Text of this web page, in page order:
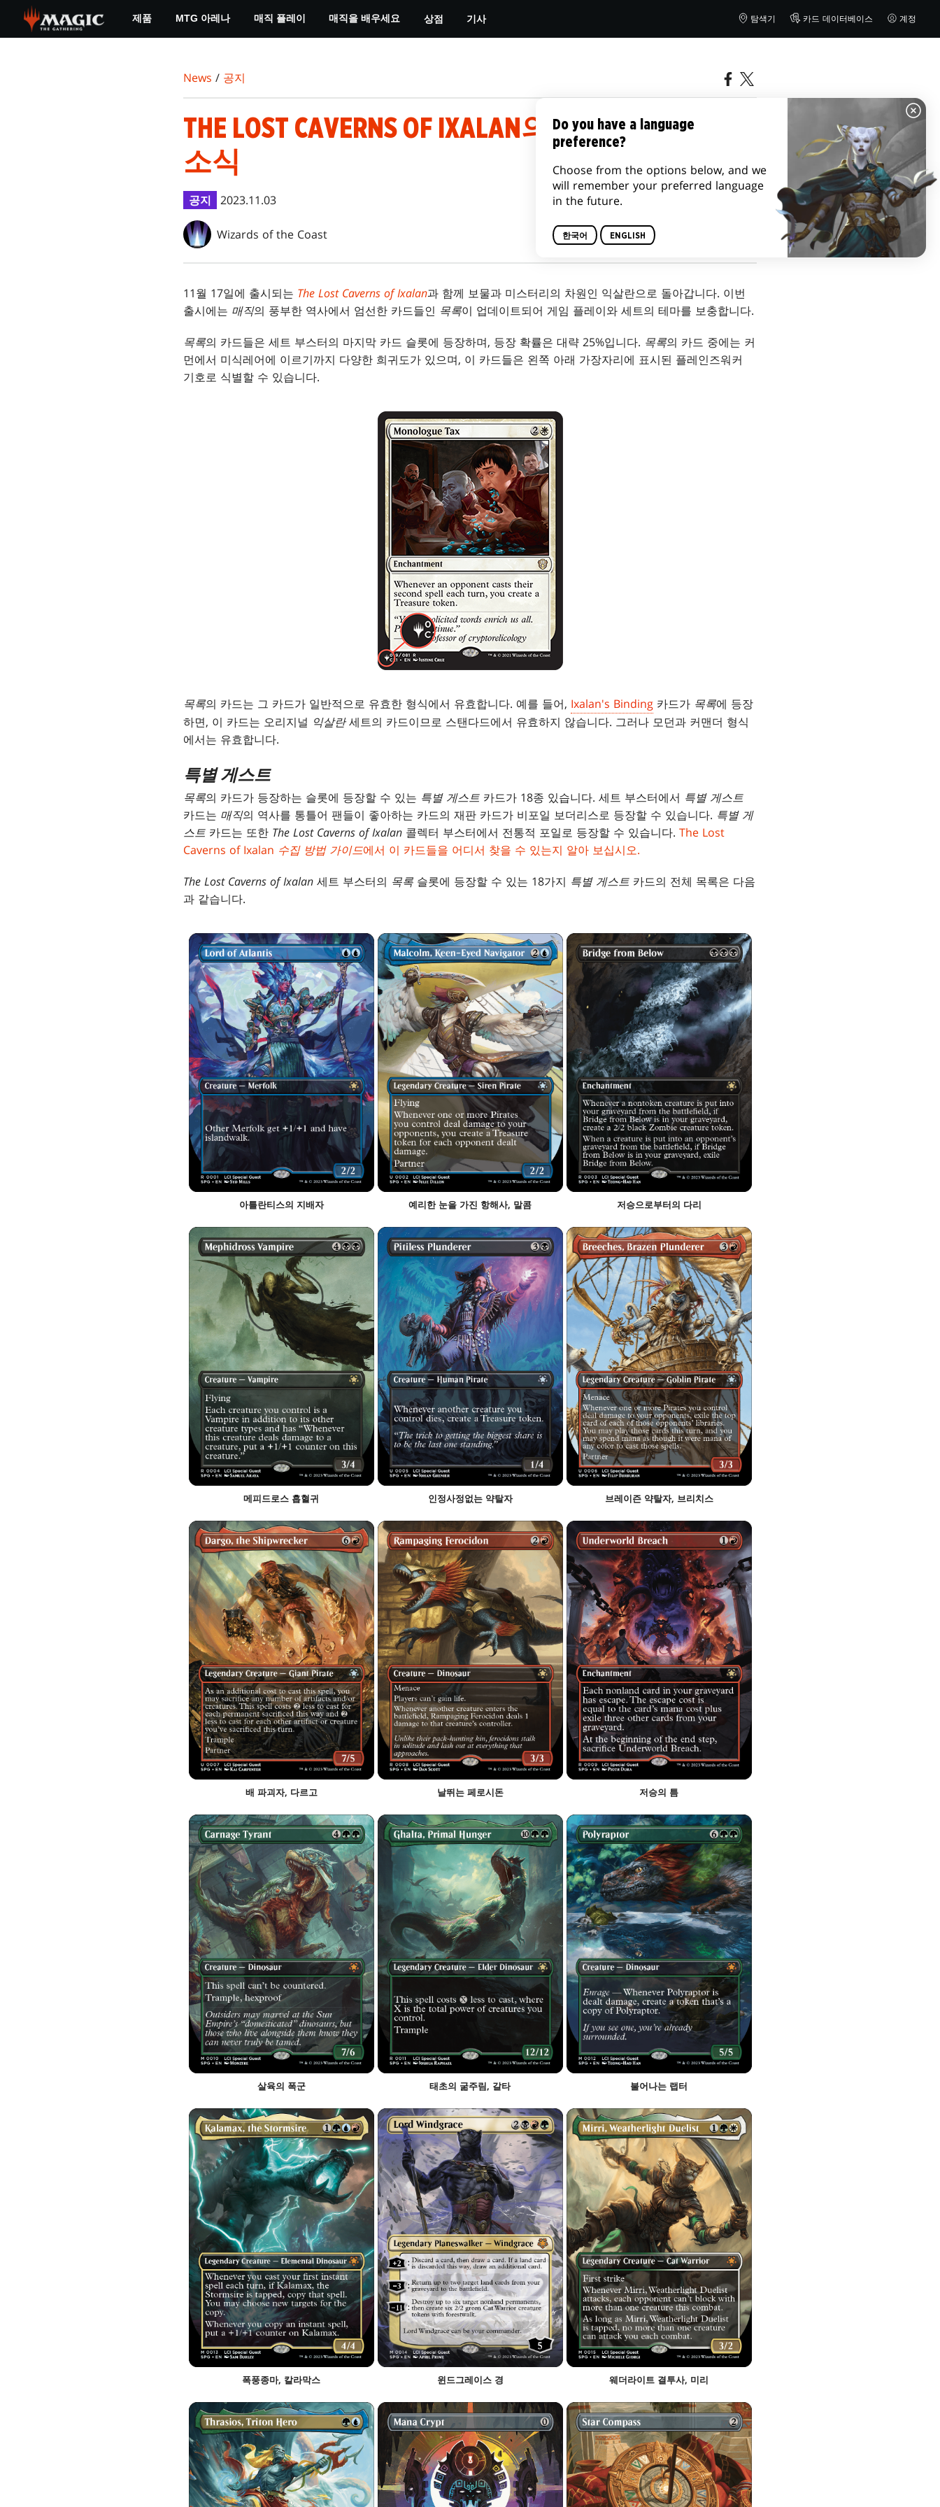
main
제품 MTG 아레나 매직 플레이 매직을 배우세요 상점 기사 탐색기 카드 데이터베이스 계정
News / 공지
THE LOST CAVERNS OF IXALAN의 목록에 관한 새
소식
공지 2023.11.03
Wizards of the Coast
11월 17일에 출시되는 The Lost Caverns of Ixalan과 함께 보물과 미스터리의 차원인 익살란으로 돌아갑니다. 이번
출시에는 매직의 풍부한 역사에서 엄선한 카드들인 목록이 업데이트되어 게임 플레이와 세트의 테마를 보충합니다.
목록의 카드들은 세트 부스터의 마지막 카드 슬롯에 등장하며, 등장 확률은 대략 25%입니다. 목록의 카드 중에는 커
먼에서 미식레어에 이르기까지 다양한 희귀도가 있으며, 이 카드들은 왼쪽 아래 가장자리에 표시된 플레인즈워커
기호로 식별할 수 있습니다.
목록의 카드는 그 카드가 일반적으로 유효한 형식에서 유효합니다. 예를 들어, Ixalan's Binding 카드가 목록에 등장
하면, 이 카드는 오리지널 익살란세트의 카드이므로 스탠다드에서 유효하지 않습니다. 그러나 모던과 커맨더 형식
에서는 유효합니다.
특별 게스트
목록의 카드가 등장하는 슬롯에 등장할 수 있는 특별 게스트 카드가 18종 있습니다. 세트 부스터에서 특별 게스트
카드는 매직의 역사를 통틀어 팬들이 좋아하는 카드의 재판 카드가 비포일 보더리스로 등장할 수 있습니다. 특별 게
스트 카드는 또한 The Lost Caverns of Ixalan 콜렉터 부스터에서 전통적 포일로 등장할 수 있습니다. The Lost
Caverns of Ixalan 수집 방법 가이드에서 이 카드들을 어디서 찾을 수 있는지 알아 보십시오.
The Lost Caverns of Ixalan 세트 부스터의 목록 슬롯에 등장할 수 있는 18가지 특별 게스트 카드의 전체 목록은 다음
과 같습니다.
아틀란티스의 지배자 예리한 눈을 가진 항해사, 말콤 저승으로부터의 다리
메피드로스 흡혈귀 인정사정없는 약탈자 브레이즌 약탈자, 브리치스
배 파괴자, 다르고 날뛰는 페로시돈 저승의 틈
살육의 폭군 태초의 굶주림, 갈타 불어나는 랩터
폭풍종마, 칼라막스 윈드그레이스 경 웨더라이트 결투사, 미리
Do you have a language
preference?
Choose from the options below, and we
will remember your preferred language
in the future.
한국어 ENGLISH